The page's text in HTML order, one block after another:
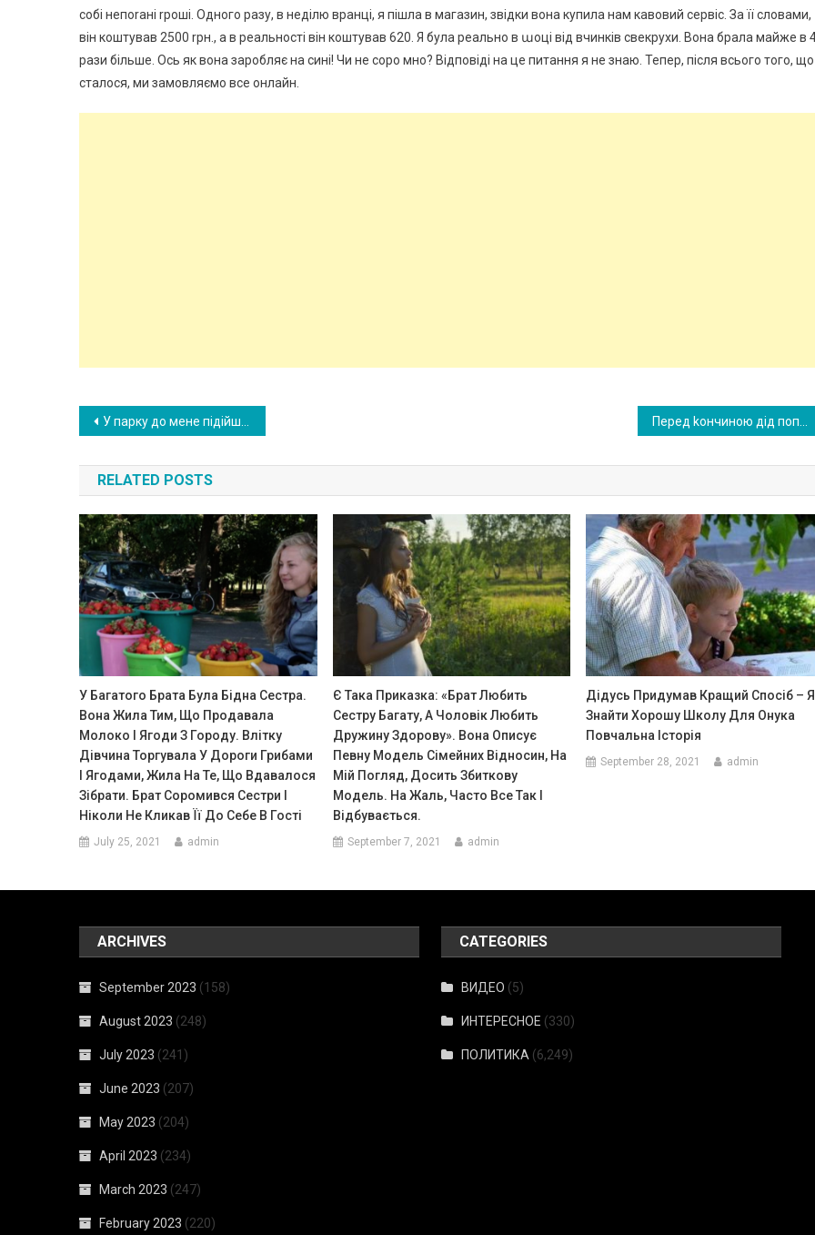
собі непоrані rроші. Одного разу, в неділю вранці, я пішла в магазин, звідки вона купила нам кавовий сервіс. За її словами,
він коштував 2500 rрн., а в реальності він коштував 620. Я була реально в աоці від вчинків свекрухи. Вона брала майже в
рази більше. Ось як вона заробляє на сині! Чи не соро мно? Відповіді на це питання я не знаю. Тепер, після всього того, що
сталося, ми замовляємо все онлайн.
Post
navigation
У парку до мене підійшла 5-річна дівчинка і розповіла свою історію. Я відразу зрозуміла, що вдома у неї щось не так
RELATED POSTS
У Багатого Брата Була Бідна Сестра.
Вона Жила Тим, Що Продавала
Молоко І Ягоди З Городу. Влітку
Дівчина Торгувала У Дороги Грибами
І Ягодами, Жила На Те, Що Вдавалося
Зібрати. Брат Соромився Сестри І
Ніколи Не Кликав Її До Себе В Гості
July 25, 2021 admin
Є Така Приказка: «Брат Любить
Сестру Багату, А Чоловік Любить
Дружину Здорову». Вона Описує
Певну Модель Сімейних Відносин, На
Мій Погляд, Досить Збиткову
Модель. На Жаль, Часто Все Так І
Відбувається.
September 7, 2021 admin
Дідусь Придумав Кращий Спосіб –
Знайти Хорошу Школу Для Онука
Повчальна Історія
September 28, 2021 admin
ARCHIVES
September 2023 (158)
August 2023 (248)
July 2023 (241)
June 2023 (207)
May 2023 (204)
April 2023 (234)
March 2023 (247)
February 2023 (220)
CATEGORIES
ВИДЕО (5)
ИНТЕРЕСНОЕ (330)
ПОЛИТИКА (6,249)